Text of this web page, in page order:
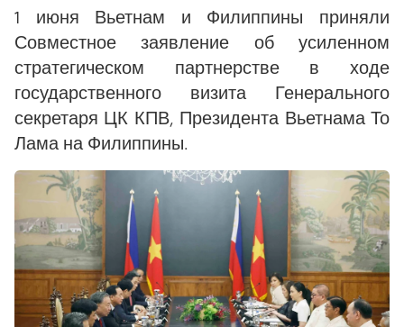
1 июня Вьетнам и Филиппины приняли
Совместное заявление об усиленном
стратегическом партнерстве в ходе
государственного визита Генерального
секретаря ЦК КПВ, Президента Вьетнама То
Лама на Филиппины.